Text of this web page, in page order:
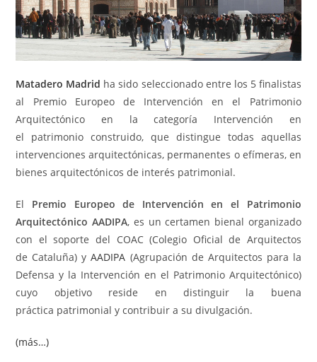
Matadero Madrid ha sido seleccionado entre los 5 finalistas
al Premio Europeo de Intervención en el Patrimonio
Arquitectónico en la categoría Intervención en
el patrimonio construido, que distingue todas aquellas
intervenciones arquitectónicas, permanentes o efímeras, en
bienes arquitectónicos de interés patrimonial.
El Premio Europeo de Intervención en el Patrimonio
Arquitectónico AADIPA, es un certamen bienal organizado
con el soporte del COAC (Colegio Oficial de Arquitectos
de Cataluña) yAADIPA (Agrupación de Arquitectos para la
Defensa y la Intervención en el Patrimonio Arquitectónico)
cuyo objetivo reside en distinguir la buena
práctica patrimonial y contribuir a su divulgación.
(más…)